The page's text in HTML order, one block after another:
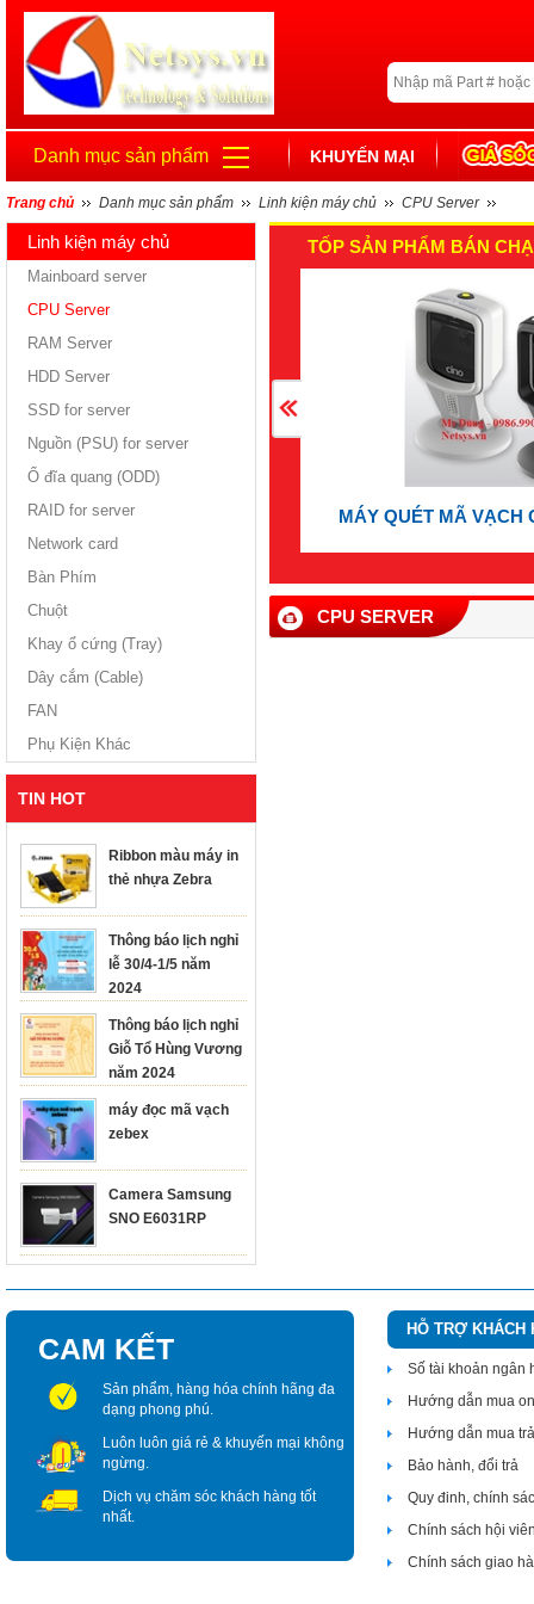
Danh mục sản phẩm KHUYẾN MẠI
Trang chủ Danh mục sản phẩm Linh kiện máy chủ CPU Server
Linh kiện máy chủ
Mainboard server
CPU Server
RAM Server
HDD Server
SSD for server
Nguồn (PSU) for server
Ổ đĩa quang (ODD)
RAID for server
Network card
Bàn Phím
Chuột
Khay ổ cứng (Tray)
Dây cắm (Cable)
FAN
Phụ Kiện Khác
TIN HOT
Ribbon màu máy in
thẻ nhựa Zebra
Thông báo lịch nghỉ
lễ 30/4-1/5 năm
2024
Thông báo lịch nghỉ
Giỗ Tổ Hùng Vương
năm 2024
máy đọc mã vạch
zebex
Camera Samsung
SNO E6031RP
TỐP SẢN PHẨM BÁN
MÁY QUÉT MÃ VẠCH
CPU SERVER
CAM KẾT
Sản phẩm, hàng hóa chính hãng đa
dạng phong phú.
Luôn luôn giá rẻ & khuyến mại không
ngừng.
Dịch vụ chăm sóc khách hàng tốt
nhất.
HỖ TRỢ KHÁCH
Số tài khoản ngân
Hướng dẫn mua
Hướng dẫn mua
Bảo hành, đổi trả
Quy đinh, chính
Chính sách hội
Chính sách giao